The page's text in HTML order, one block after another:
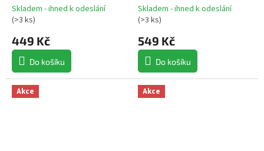
Cuffed Beanie
Skladem - ihned k odeslání
(>3 ks)
449 Kč
Do košíku
Cuffed Beanie
Skladem - ihned k odeslání
(>3 ks)
549 Kč
Do košíku
Akce Akce